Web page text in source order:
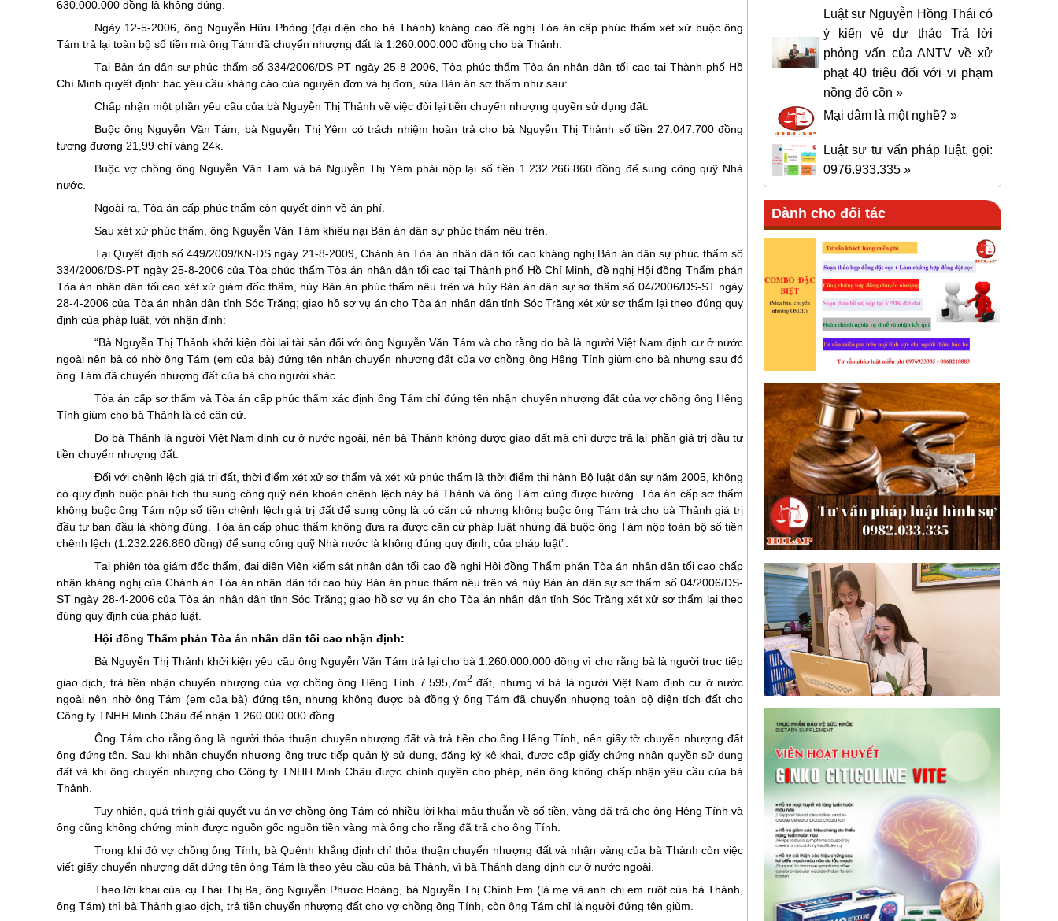
630.000.000 đồng là không đúng.
Ngày 12-5-2006, ông Nguyễn Hữu Phòng (đại diện cho bà Thảnh) kháng cáo đề nghị Tòa án cấp phúc thẩm xét xử buộc ông
Tám trả lại toàn bộ số tiền mà ông Tám đã chuyển nhượng đất là 1.260.000.000 đồng cho bà Thảnh.
Tại Bản án dân sự phúc thẩm số 334/2006/DS-PT ngày 25-8-2006, Tòa phúc thẩm Tòa án nhân dân tối cao tại Thành phố Hồ
Chí Minh quyết định: bác yêu cầu kháng cáo của nguyên đơn và bị đơn, sửa Bản án sơ thẩm như sau:
Chấp nhận một phần yêu cầu của bà Nguyễn Thị Thảnh về việc đòi lại tiền chuyển nhượng quyền sử dụng đất.
Buộc ông Nguyễn Văn Tám, bà Nguyễn Thị Yêm có trách nhiệm hoàn trả cho bà Nguyễn Thị Thảnh số tiền 27.047.700 đồng
tương đương 21,99 chỉ vàng 24k.
Buộc vợ chồng ông Nguyễn Văn Tám và bà Nguyễn Thị Yêm phải nộp lại số tiền 1.232.266.860 đồng để sung công quỹ Nhà
nước.
Ngoài ra, Tòa án cấp phúc thẩm còn quyết định về án phí.
Sau xét xử phúc thẩm, ông Nguyễn Văn Tám khiếu nại Bản án dân sự phúc thẩm nêu trên.
Tại Quyết định số 449/2009/KN-DS ngày 21-8-2009, Chánh án Tòa án nhân dân tối cao kháng nghị Bản án dân sự phúc thẩm số
334/2006/DS-PT ngày 25-8-2006 của Tòa phúc thẩm Tòa án nhân dân tối cao tại Thành phố Hồ Chí Minh, đề nghị Hội đồng Thẩm phán
Tòa án nhân dân tối cao xét xử giám đốc thẩm, hủy Bản án phúc thẩm nêu trên và hủy Bản án dân sự sơ thẩm số 04/2006/DS-ST ngày
28-4-2006 của Tòa án nhân dân tỉnh Sóc Trăng; giao hồ sơ vụ án cho Tòa án nhân dân tỉnh Sóc Trăng xét xử sơ thẩm lại theo đúng quy
định của pháp luật, với nhận định:
“Bà Nguyễn Thị Thảnh khởi kiện đòi lại tài sản đối với ông Nguyễn Văn Tám và cho rằng do bà là người Việt Nam định cư ở nước
ngoài nên bà có nhờ ông Tám (em của bà) đứng tên nhận chuyển nhượng đất của vợ chồng ông Hêng Tính giùm cho bà nhưng sau đó
ông Tám đã chuyển nhượng đất của bà cho người khác.
Tòa án cấp sơ thẩm và Tòa án cấp phúc thẩm xác định ông Tám chỉ đứng tên nhận chuyển nhượng đất của vợ chồng ông Hêng
Tính giùm cho bà Thảnh là có căn cứ.
Do bà Thảnh là người Việt Nam định cư ở nước ngoài, nên bà Thảnh không được giao đất mà chỉ được trả lại phần giá trị đầu tư
tiền chuyển nhượng đất.
Đối với chênh lệch giá trị đất, thời điểm xét xử sơ thẩm và xét xử phúc thẩm là thời điểm thi hành Bộ luật dân sự năm 2005, không
có quy định buộc phải tịch thu sung công quỹ nên khoản chênh lệch này bà Thảnh và ông Tám cùng được hưởng. Tòa án cấp sơ thẩm
không buộc ông Tám nộp số tiền chênh lệch giá trị đất để sung công là có căn cứ nhưng không buộc ông Tám trả cho bà Thảnh giá trị
đầu tư ban đầu là không đúng. Tòa án cấp phúc thẩm không đưa ra được căn cứ pháp luật nhưng đã buộc ông Tám nộp toàn bộ số tiền
chênh lệch (1.232.226.860 đồng) để sung công quỹ Nhà nước là không đúng quy định, của pháp luật”.
Tại phiên tòa giám đốc thẩm, đại diện Viện kiểm sát nhân dân tối cao đề nghị Hội đồng Thẩm phán Tòa án nhân dân tối cao chấp
nhận kháng nghị của Chánh án Tòa án nhân dân tối cao hủy Bản án phúc thẩm nêu trên và hủy Bản án dân sự sơ thẩm số 04/2006/DS-
ST ngày 28-4-2006 của Tòa án nhân dân tỉnh Sóc Trăng; giao hồ sơ vụ án cho Tòa án nhân dân tỉnh Sóc Trăng xét xử sơ thẩm lại theo
đúng quy định của pháp luật.
Hội đồng Thẩm phán Tòa án nhân dân tối cao nhận định:
Bà Nguyễn Thị Thảnh khởi kiện yêu cầu ông Nguyễn Văn Tám trả lại cho bà 1.260.000.000 đồng vì cho rằng bà là người trực tiếp
giao dịch, trả tiền nhận chuyển nhượng của vợ chồng ông Hêng Tính 7.595,7m2 đất, nhưng vì bà là người Việt Nam định cư ở nước
ngoài nên nhờ ông Tám (em của bà) đứng tên, nhưng không được bà đồng ý ông Tám đã chuyển nhượng toàn bộ diện tích đất cho
Công ty TNHH Minh Châu để nhận 1.260.000.000 đồng.
Ông Tám cho rằng ông là người thỏa thuận chuyển nhượng đất và trả tiền cho ông Hêng Tính, nên giấy tờ chuyển nhượng đất
ông đứng tên. Sau khi nhận chuyển nhượng ông trực tiếp quản lý sử dụng, đăng ký kê khai, được cấp giấy chứng nhận quyền sử dụng
đất và khi ông chuyển nhượng cho Công ty TNHH Minh Châu được chính quyền cho phép, nên ông không chấp nhận yêu cầu của bà
Thảnh.
Tuy nhiên, quá trình giải quyết vụ án vợ chồng ông Tám có nhiều lời khai mâu thuẫn về số tiền, vàng đã trả cho ông Hêng Tính và
ông cũng không chứng minh được nguồn gốc nguồn tiền vàng mà ông cho rằng đã trả cho ông Tính.
Trong khi đó vợ chồng ông Tính, bà Quênh khẳng định chỉ thỏa thuận chuyển nhượng đất và nhận vàng của bà Thảnh còn việc
viết giấy chuyển nhượng đất đứng tên ông Tám là theo yêu cầu của bà Thảnh, vì bà Thảnh đang định cư ở nước ngoài.
Theo lời khai của cụ Thái Thị Ba, ông Nguyễn Phước Hoàng, bà Nguyễn Thị Chính Em (là mẹ và anh chị em ruột của bà Thảnh,
ông Tám) thì bà Thảnh giao dịch, trả tiền chuyển nhượng đất cho vợ chồng ông Tính, còn ông Tám chỉ là người đứng tên giùm.
Luật sư Nguyễn Hồng Thái có
ý kiến về dự thảo Trả lời
phỏng vấn của ANTV về xử
phạt 40 triệu đối với vi phạm
nồng độ cồn »
Mại dâm là một nghề? »
Luật sư tư vấn pháp luật, gọi:
0976.933.335 »
Dành cho đối tác